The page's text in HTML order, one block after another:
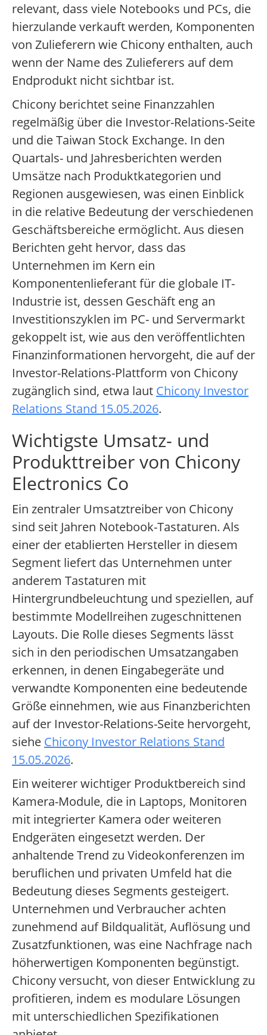
relevant, dass viele Notebooks und PCs, die
hierzulande verkauft werden, Komponenten
von Zulieferern wie Chicony enthalten, auch
wenn der Name des Zulieferers auf dem
Endprodukt nicht sichtbar ist.
Chicony berichtet seine Finanzzahlen
regelmäßig über die Investor-Relations-Seite
und die Taiwan Stock Exchange. In den
Quartals- und Jahresberichten werden
Umsätze nach Produktkategorien und
Regionen ausgewiesen, was einen Einblick
in die relative Bedeutung der verschiedenen
Geschäftsbereiche ermöglicht. Aus diesen
Berichten geht hervor, dass das
Unternehmen im Kern ein
Komponentenlieferant für die globale IT-
Industrie ist, dessen Geschäft eng an
Investitionszyklen im PC- und Servermarkt
gekoppelt ist, wie aus den veröffentlichten
Finanzinformationen hervorgeht, die auf der
Investor-Relations-Plattform von Chicony
zugänglich sind, etwa laut Chicony Investor
Relations Stand 15.05.2026.
Wichtigste Umsatz- und
Produkttreiber von Chicony
Electronics Co
Ein zentraler Umsatztreiber von Chicony
sind seit Jahren Notebook-Tastaturen. Als
einer der etablierten Hersteller in diesem
Segment liefert das Unternehmen unter
anderem Tastaturen mit
Hintergrundbeleuchtung und speziellen, auf
bestimmte Modellreihen zugeschnittenen
Layouts. Die Rolle dieses Segments lässt
sich in den periodischen Umsatzangaben
erkennen, in denen Eingabegeräte und
verwandte Komponenten eine bedeutende
Größe einnehmen, wie aus Finanzberichten
auf der Investor-Relations-Seite hervorgeht,
siehe Chicony Investor Relations Stand
15.05.2026.
Ein weiterer wichtiger Produktbereich sind
Kamera-Module, die in Laptops, Monitoren
mit integrierter Kamera oder weiteren
Endgeräten eingesetzt werden. Der
anhaltende Trend zu Videokonferenzen im
beruflichen und privaten Umfeld hat die
Bedeutung dieses Segments gesteigert.
Unternehmen und Verbraucher achten
zunehmend auf Bildqualität, Auflösung und
Zusatzfunktionen, was eine Nachfrage nach
höherwertigen Komponenten begünstigt.
Chicony versucht, von dieser Entwicklung zu
profitieren, indem es modulare Lösungen
mit unterschiedlichen Spezifikationen